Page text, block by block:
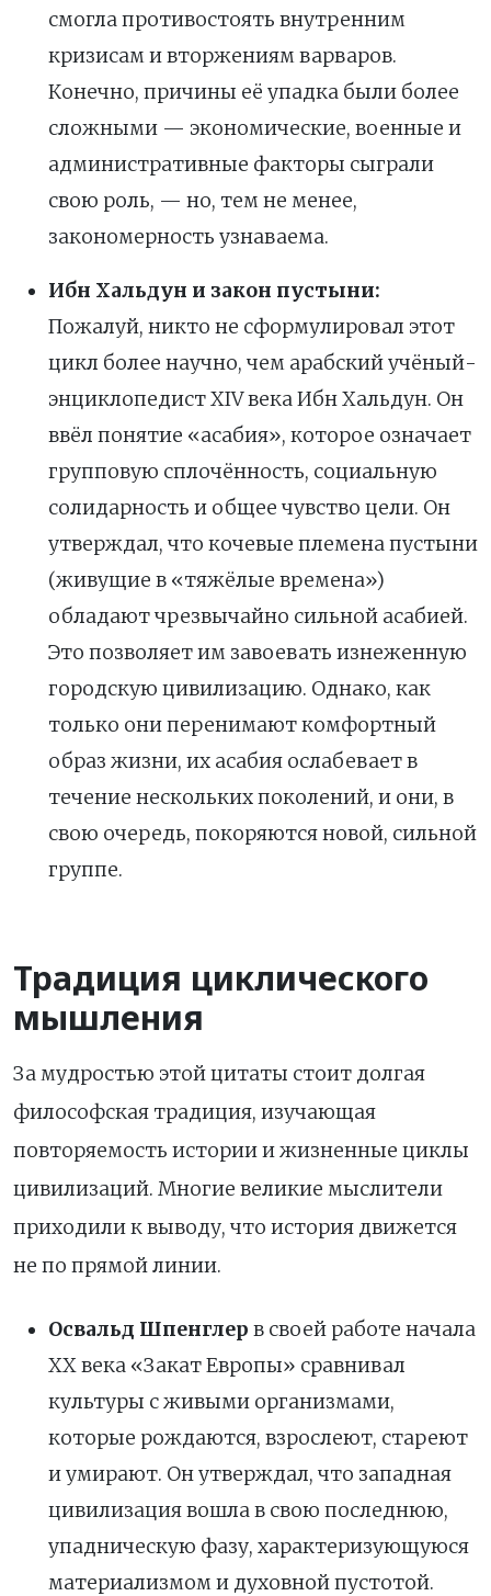
смогла противостоять внутренним
кризисам и вторжениям варваров.
Конечно, причины её упадка были более
сложными — экономические, военные и
административные факторы сыграли
свою роль, — но, тем не менее,
закономерность узнаваема.
Ибн Хальдун и закон пустыни:
Пожалуй, никто не сформулировал этот
цикл более научно, чем арабский учёный-
энциклопедист XIV века Ибн Хальдун. Он
ввёл понятие «асабия», которое означает
групповую сплочённость, социальную
солидарность и общее чувство цели. Он
утверждал, что кочевые племена пустыни
(живущие в «тяжёлые времена»)
обладают чрезвычайно сильной асабией.
Это позволяет им завоевать изнеженную
городскую цивилизацию. Однако, как
только они перенимают комфортный
образ жизни, их асабия ослабевает в
течение нескольких поколений, и они, в
свою очередь, покоряются новой, сильной
группе.
Традиция циклического
мышления
За мудростью этой цитаты стоит долгая
философская традиция, изучающая
повторяемость истории и жизненные циклы
цивилизаций. Многие великие мыслители
приходили к выводу, что история движется
не по прямой линии.
Освальд Шпенглер в своей работе начала
XX века «Закат Европы» сравнивал
культуры с живыми организмами,
которые рождаются, взрослеют, стареют
и умирают. Он утверждал, что западная
цивилизация вошла в свою последнюю,
упадническую фазу, характеризующуюся
материализмом и духовной пустотой.